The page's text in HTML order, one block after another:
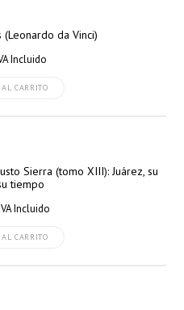
da Vinci)
Incluido
CARRITO
Sierra (tomo XIII): Juárez, su
tiempo
Incluido
CARRITO